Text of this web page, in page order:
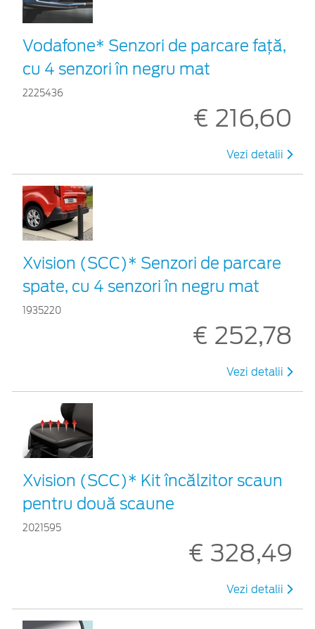
Vodafone* Senzori de parcare față,
cu 4 senzori în negru mat
2225436
€ 216,60
Vezi detalii
Xvision (SCC)* Senzori de parcare
spate, cu 4 senzori în negru mat
1935220
€ 252,78
Vezi detalii
Xvision (SCC)* Kit încălzitor scaun
pentru două scaune
2021595
€ 328,49
Vezi detalii